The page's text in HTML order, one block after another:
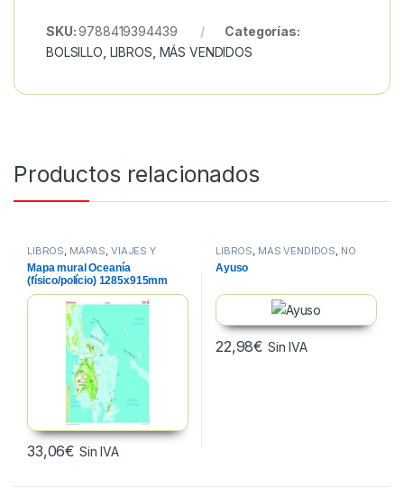
SKU:9788419394439
Categorías:
BOLSILLO LIBROS MÁS VENDIDOS
Productos relacionados
LIBROS MAPAS VIAJES Y
Mapa mural Oceanía
(físico/polício) 1285x915mm
33,06€ Sin IVA
LIBROS MÁS VENDIDOS NO
FICCION
Ayuso
22,98€ Sin IVA